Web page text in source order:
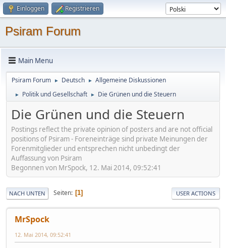
Einloggen Registrieren
Psiram Forum
Main Menu
Psiram Forum ► Deutsch ► Allgemeine Diskussionen
► Politik und Gesellschaft ► Die Grünen und die Steuern
Die Grünen und die Steuern
Postings reflect the private opinion of posters and are not official
positions of Psiram - Foreneinträge sind private Meinungen der
Forenmitglieder und entsprechen nicht unbedingt der
Auffassung von Psiram
Begonnen von MrSpock, 12. Mai 2014, 09:52:41
NACH UNTEN Seiten 1 USER ACTIONS
MrSpock
12. Mai 2014, 09:52:41